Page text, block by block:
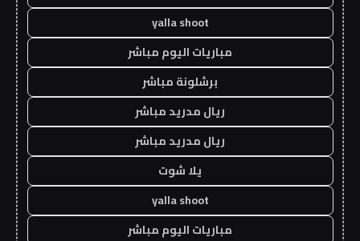
yalla shoot
مباريات اليوم مباشر
برشلونة مباشر
ريال مدريد مباشر
ريال مدريد مباشر
يلا شوت
yalla shoot
مباريات اليوم مباشر